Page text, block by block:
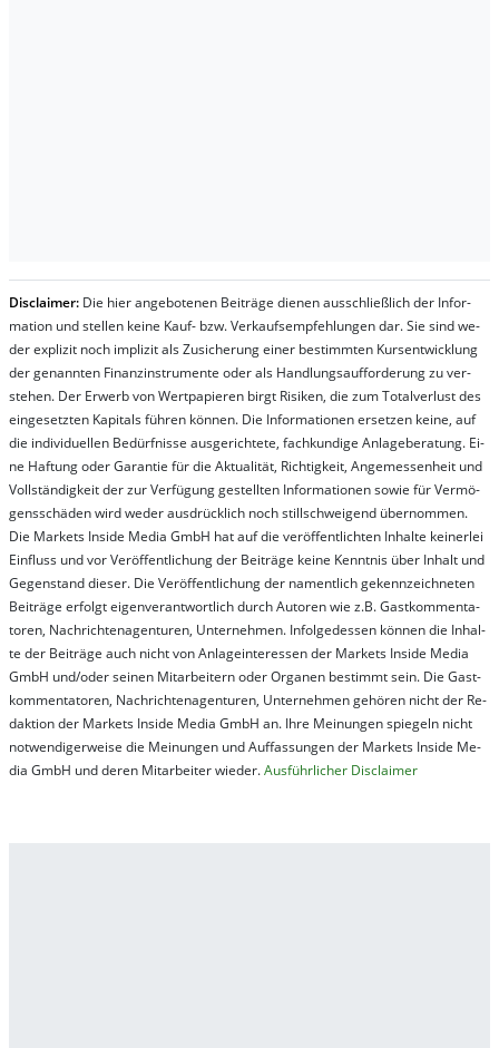
Dis­clai­mer: Die hier an­ge­bo­te­nen Bei­trä­ge die­nen aus­schließ­lich der In­for­
ma­t­ion und stel­len kei­ne Kauf- bzw. Ver­kaufs­em­pfeh­lung­en dar. Sie sind we­
der ex­pli­zit noch im­pli­zit als Zu­sich­er­ung ei­ner be­stim­mt­en Kurs­ent­wick­lung
der ge­nan­nt­en Fi­nanz­in­stru­men­te oder als Handl­ungs­auf­for­der­ung zu ver­
steh­en. Der Er­werb von Wert­pa­pier­en birgt Ri­si­ken, die zum To­tal­ver­lust des
ein­ge­setz­ten Ka­pi­tals füh­ren kön­nen. Die In­for­ma­tion­en er­setz­en kei­ne, auf
die in­di­vi­du­el­len Be­dür­fnis­se aus­ge­rich­te­te, fach­kun­di­ge An­la­ge­be­ra­tung. Ei­
ne Haf­tung oder Ga­ran­tie für die Ak­tu­ali­tät, Rich­tig­keit, An­ge­mes­sen­heit und
Vol­lständ­ig­keit der zur Ver­fü­gung ge­stel­lt­en In­for­ma­tion­en so­wie für Ver­mö­
gens­schä­den wird we­der aus­drück­lich noch stil­lschwei­gend über­nom­men.
Die Mar­kets In­side Me­dia GmbH hat auf die ver­öf­fent­lich­ten In­hal­te kei­ner­lei
Ein­fluss und vor Ver­öf­fent­lich­ung der Bei­trä­ge kei­ne Ken­nt­nis über In­halt und
Ge­gen­stand die­ser. Die Ver­öf­fent­lich­ung der na­ment­lich ge­kenn­zeich­net­en
Bei­trä­ge er­folgt ei­gen­ver­ant­wort­lich durch Au­tor­en wie z.B. Gast­kom­men­ta­
tor­en, Nach­richt­en­ag­en­tur­en, Un­ter­neh­men. In­fol­ge­des­sen kön­nen die In­hal­
te der Bei­trä­ge auch nicht von An­la­ge­in­te­res­sen der Mar­kets In­side Me­dia
GmbH und/oder sei­nen Mit­ar­bei­tern oder Or­ga­nen be­stim­mt sein. Die Gast­
kom­men­ta­tor­en, Nach­rich­ten­ag­en­tur­en, Un­ter­neh­men ge­hör­en nicht der Re­
dak­tion der Mar­kets In­side Me­dia GmbH an. Ihre Mei­nung­en spie­geln nicht
not­wen­di­ger­wei­se die Mei­nung­en und Auf­fas­sung­en der Mar­kets In­side Me­
dia GmbH und de­ren Mit­ar­bei­ter wie­der.Aus­führ­lich­er Dis­clai­mer